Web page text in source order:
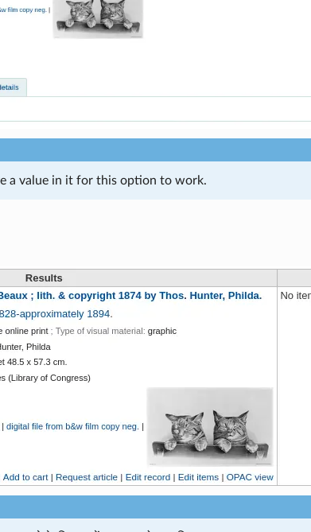
a value in it for this option to work.